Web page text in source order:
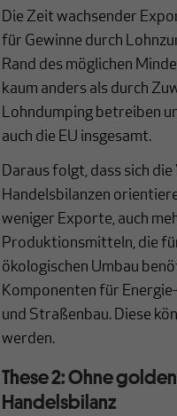
Die Zeit wachsender
für Gewinne durch
Rand des möglichen
kaum anders als durch
Lohndumping betreiben
auch die EU insgesamt.
Daraus folgt, dass sich
Handelsbilanzen
weniger Exporte, auch
Produktionsmitteln, die
ökologischen Umbau
Komponenten für
und Straßenbau. Diese
werden.
These 2: Ohne
Handelsbilanz